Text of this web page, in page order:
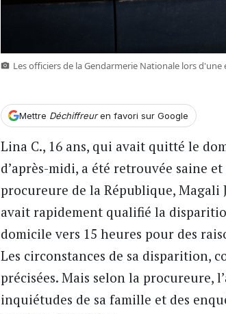
Les officiers de la Gendarmerie Nationale lors
Mettre Déchiffreuren favori sur Google
Lina C., 16 ans, qui avait quitté le
d’après-midi, a été retrouvée saine
procureure de la République, Magali
avait rapidement qualifié la
domicile vers 15 heures pour des
Les circonstances de sa disparition,
précisées. Mais selon la procureure,
inquiétudes de sa famille et des